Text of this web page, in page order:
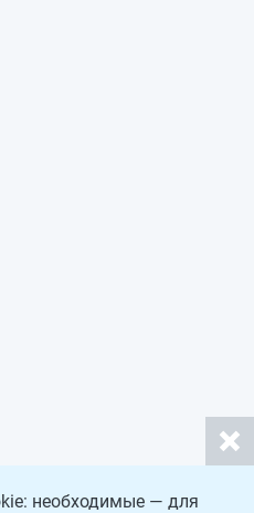
необходимые — для